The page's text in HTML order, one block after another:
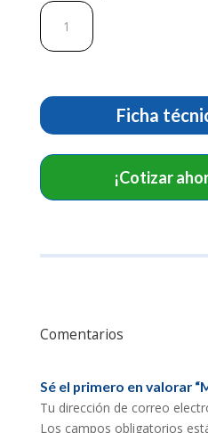
Monitor
iM50
CO2
Ficha
¡Cotizar
Comentarios
Sé el primero en valorar
Tu dirección de correo
Los campos obligatorios